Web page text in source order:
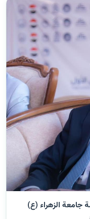
جامعة الزهراء (ع)